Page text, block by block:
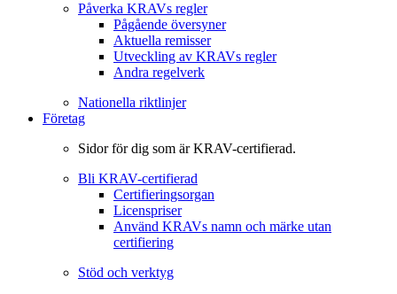
Påverka KRAVs regler
Pågående översyner
Aktuella remisser
Utveckling av KRAVs regler
Andra regelverk
Nationella riktlinjer
Företag
Sidor för dig som är KRAV-certifierad.
Bli KRAV-certifierad
Certifieringsorgan
Licenspriser
Använd KRAVs namn och märke utan
certifiering
Stöd och verktyg